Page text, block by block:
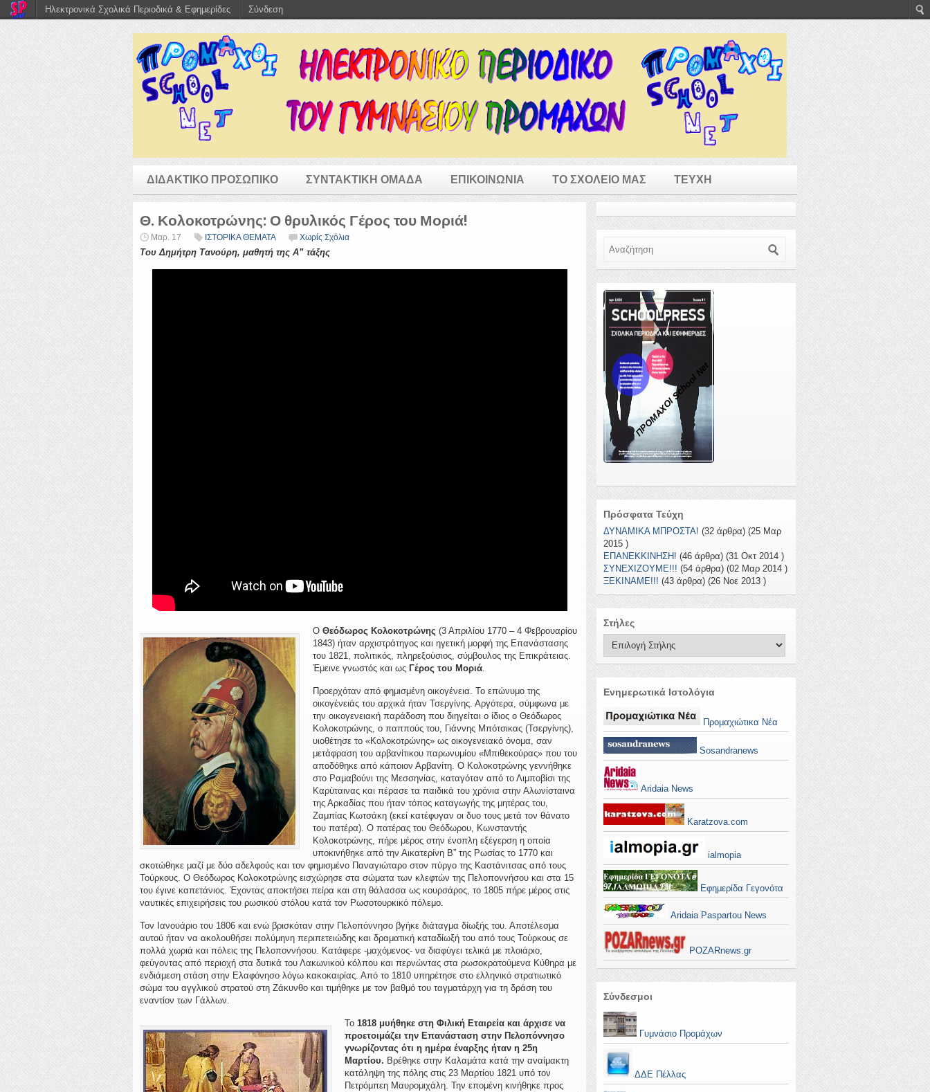
ΔΙΔΑΚΤΙΚΟ ΠΡΟΣΩΠΙΚΟ ΣΥΝΤΑΚΤΙΚΗ ΟΜΑΔΑ ΕΠΙΚΟΙΝΩΝΙΑ ΤΟ ΣΧΟΛΕΙΟ ΜΑΣ ΤΕΥΧΗ
Θ. Κολοκοτρώνης: Ο θρυλικός Γέρος του Μοριά!
Μαρ. 17 ΙΣΤΟΡΙΚΑ ΘΕΜΑΤΑ Χωρίς Σχόλια
Του Δημήτρη Τανούρη, μαθητή της Α” τάξης
Ο Θεόδωρος Κολοκοτρώνης (3 Απριλίου 1770 – 4 Φεβρουαρίου
1843) ήταν αρχιστράτηγος και ηγετική μορφή της Επανάστασης
του 1821, πολιτικός, πληρεξούσιος, σύμβουλος της Επικράτειας.
Έμεινε γνωστός και ως Γέρος του Μοριά.
Προερχόταν από φημισμένη οικογένεια. Το επώνυμο της
οικογένειάς του αρχικά ήταν Τσεργίνης. Αργότερα, σύμφωνα με
την οικογενειακή παράδοση που διηγείται ο ίδιος ο Θεόδωρος
Κολοκοτρώνης, ο παππούς του, Γιάννης Μπότσικας (Τσεργίνης),
υιοθέτησε το «Κολοκοτρώνης» ως οικογενειακό όνομα, σαν
μετάφραση του αρβανίτικου παρωνυμίου «Μπιθεκούρας» που του
αποδόθηκε από κάποιον Αρβανίτη. Ο Κολοκοτρώνης γεννήθηκε
στο Ραμαβούνι της Μεσσηνίας, καταγόταν από το Λιμποβίσι της
Καρύταινας και πέρασε τα παιδικά του χρόνια στην Αλωνίσταινα
της Αρκαδίας που ήταν τόπος καταγωγής της μητέρας του,
Ζαμπίας Κωτσάκη (εκεί κατέφυγαν οι δυο τους μετά τον θάνατο
του πατέρα). Ο πατέρας του Θεόδωρου, Κωνσταντής
Κολοκοτρώνης, πήρε μέρος στην ένοπλη εξέγερση η οποία
υποκινήθηκε από την Αικατερίνη Β” της Ρωσίας το 1770 και
σκοτώθηκε μαζί με δύο αδελφούς και τον φημισμένο Παναγιώταρο στον πύργο της Καστάνιτσας από τους
Τούρκους. Ο Θεόδωρος Κολοκοτρώνης εισχώρησε στα σώματα των κλεφτών της Πελοποννήσου και στα 15
του έγινε καπετάνιος. Έχοντας αποκτήσει πείρα και στη θάλασσα ως κουρσάρος, το 1805 πήρε μέρος στις
ναυτικές επιχειρήσεις του ρωσικού στόλου κατά τον Ρωσοτουρκικό πόλεμο.
Τον Ιανουάριο του 1806 και ενώ βρισκόταν στην Πελοπόννησο βγήκε διάταγμα δίωξής του. Αποτέλεσμα
αυτού ήταν να ακολουθήσει πολύμηνη περιπετειώδης και δραματική καταδίωξή του από τους Τούρκους σε
πολλά χωριά και πόλεις της Πελοποννήσου. Κατάφερε -μαχόμενος- να διαφύγει τελικά με πλοιάριο,
φεύγοντας από περιοχή στα δυτικά του Λακωνικού κόλπου και περνώντας στα ρωσοκρατούμενα Κύθηρα με
ενδιάμεση στάση στην Ελαφόνησο λόγω κακοκαιρίας. Από το 1810 υπηρέτησε στο ελληνικό στρατιωτικό
σώμα του αγγλικού στρατού στη Ζάκυνθο και τιμήθηκε με τον βαθμό του ταγματάρχη για τη δράση του
εναντίον των Γάλλων.
Το 1818 μυήθηκε στη Φιλική Εταιρεία και άρχισε να
προετοιμάζει την Επανάσταση στην Πελοπόννησο
γνωρίζοντας ότι η ημέρα έναρξης ήταν η 25η
Μαρτίου. Βρέθηκε στην Καλαμάτα κατά την αναίμακτη
κατάληψη της πόλης στις 23 Μαρτίου 1821 υπό τον
Πετρόμπεη Μαυρομιχάλη. Την επομένη κινήθηκε προς
ΠΡΟΜΑΧΟΙ School Net
Πρόσφατα Τεύχη
ΔΥΝΑΜΙΚΑ ΜΠΡΟΣΤΑ! (32 άρθρα) (25 Μαρ
2015 )
ΕΠΑΝΕΚΚΙΝΗΣΗ! (46 άρθρα) (31 Οκτ 2014 )
ΣΥΝΕΧΙΖΟΥΜΕ!!! (54 άρθρα) (02 Μαρ 2014 )
ΞΕΚΙΝΑΜΕ!!! (43 άρθρα) (26 Νοε 2013 )
Στήλες
Ενημερωτικά Ιστολόγια
Προμαχιώτικα Νέα
Sosandranews
Aridaia News
Karatzova.com
ialmopia
Εφημερίδα Γεγονότα
Aridaia Paspartou News
POZARnews.gr
Σύνδεσμοι
Γυμνάσιο Προμάχων
ΔΔΕ Πέλλας
Ηλεκτρονικά Σχολικά Περιοδικά & Εφημερίδες Σύνδεση